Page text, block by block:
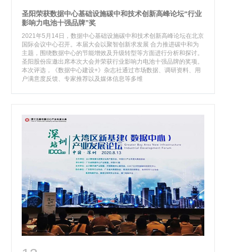
圣阳荣获数据中心基础设施碳中和技术创新高峰论坛“行业
影响力电池十强品牌”奖
2021年5月14日，数据中心基础设施碳中和技术创新高峰论坛在北京
国际会议中心召开。本届大会以聚智创新求发展 合力推进碳中和为
主题，围绕数据中心的节能增效及升级转型等方面进行分析和探讨。
圣阳股份应邀出席本次大会并荣获行业影响力电池十强品牌的奖项。
本次评选，《数据中心建设+》杂志社通过市场数据、调研资料、用
户满意度反馈、专家推荐以及媒体信息等多维